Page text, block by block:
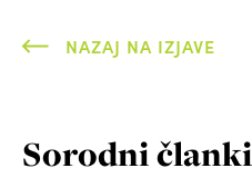
NAZAJ NA IZJAVE
Sorodni članki